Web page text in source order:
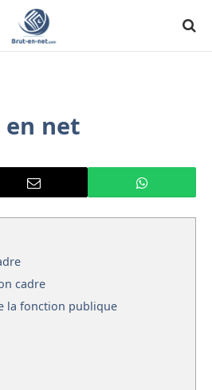
en net
cadre
la fonction publique